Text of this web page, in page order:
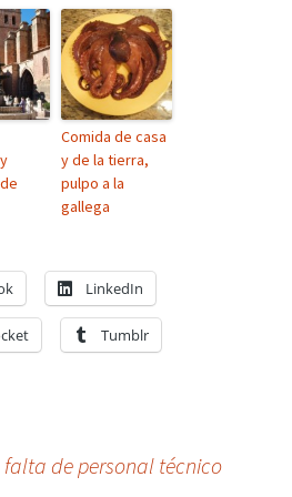
Comida de casa
y de la tierra,
pulpo a la
gallega
LinkedIn
Tumblr
falta de personal técnico